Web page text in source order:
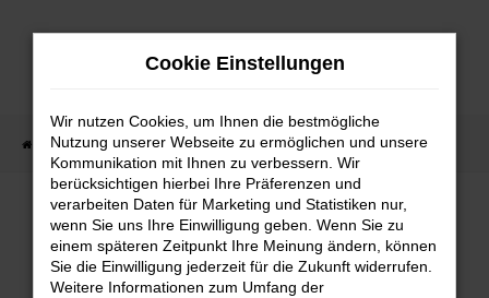
Zum
Startseite Fahrzeugangebote Fahrzeug-Showroom
Fehler: Network Error
Cookie Einstellungen
Wir nutzen Cookies, um Ihnen die bestmögliche
Nutzung unserer Webseite zu ermöglichen und unsere
Kommunikation mit Ihnen zu verbessern. Wir
berücksichtigen hierbei Ihre Präferenzen und
verarbeiten Daten für Marketing und Statistiken nur,
wenn Sie uns Ihre Einwilligung geben. Wenn Sie zu
einem späteren Zeitpunkt Ihre Meinung ändern, können
Sie die Einwilligung jederzeit für die Zukunft widerrufen.
Weitere Informationen zum Umfang der